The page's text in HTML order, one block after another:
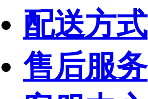
配送方式
售后服务